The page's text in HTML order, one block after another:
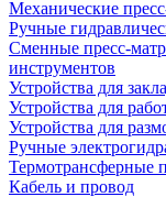
Механические
Ручные
Сменные пресс-
инструментов
Устройства для
Устройства для
Устройства для
Ручные
Термотрансферные
Кабель и провод